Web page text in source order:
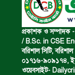
প্রকাশক ও সম্পাদক -
/ B.Sc. in CSE
বরিশাল সিটি,
০১৭১৬-৯০৯১৭৪,
ওয়েবসাইট-